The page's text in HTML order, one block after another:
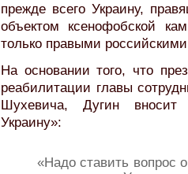
прежде всего Украину,
объектом ксенофобской
только правыми
На основании того, что
реабилитации главы
Шухевича, Дугин вносит
Украину»:
«Надо ставить вопрос